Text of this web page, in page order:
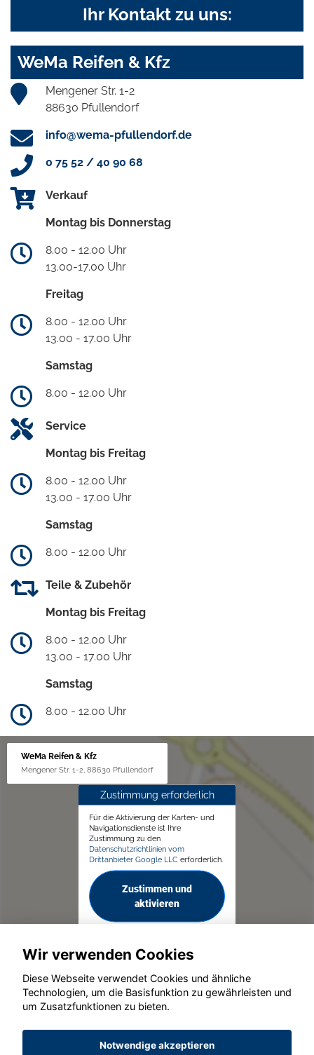
Ihr Kontakt zu uns:
WeMa Reifen & Kfz
Mengener Str. 1-2
88630 Pfullendorf
info@wema-pfullendorf.de
0 75 52 / 40 90 68
Verkauf
Montag bis Donnerstag
8.00 - 12.00 Uhr
13.00-17.00 Uhr
Freitag
8.00 - 12.00 Uhr
13.00 - 17.00 Uhr
Samstag
8.00 - 12.00 Uhr
Service
Montag bis Freitag
8.00 - 12.00 Uhr
13.00 - 17.00 Uhr
Samstag
8.00 - 12.00 Uhr
Teile & Zubehör
Montag bis Freitag
8.00 - 12.00 Uhr
13.00 - 17.00 Uhr
Samstag
8.00 - 12.00 Uhr
WeMa Reifen & Kfz
Mengener Str. 1-2, 88630 Pfullendorf
Zustimmung erforderlich
Für die Aktivierung der Karten- und
Navigationsdienste ist Ihre
Zustimmung zu den
Datenschutzrichtlinien vom
Drittanbieter Google LLC erforderlich.
Zustimmen und
aktivieren
© konjunkturmotor.de GmbH 2020 - 2026
Wir verwenden Cookies
Diese Webseite verwendet Cookies und ähnliche
Technologien, um die Basisfunktion zu gewährleisten und
um Zusatzfunktionen zu bieten.
Notwendige akzeptieren